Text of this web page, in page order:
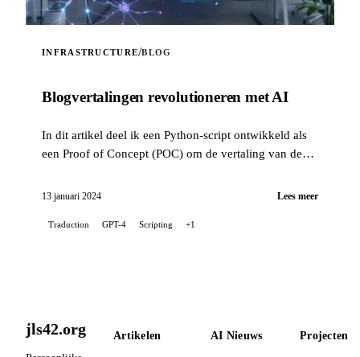
INFRASTRUCTURE/BLOG
Blogvertalingen revolutioneren met AI
In dit artikel deel ik een Python-script ontwikkeld als
een Proof of Concept (POC) om de vertaling van de
van...
13 januari 2024 Lees meer
Traduction GPT-4 Scripting +1
jls42.org Artikelen AI Nieuws Projecten